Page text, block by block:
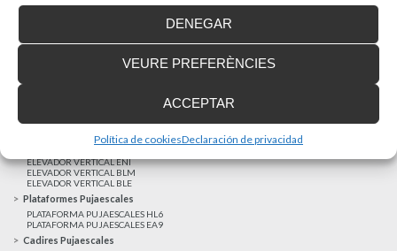
ACCEPTAR
DENEGAR
VEURE PREFERÈNCIES
Política de cookiesDeclaración de privacidad
ELEVADOR UNIFAMILIAR EHP 05
Elevadors Verticals
ELEVADOR VERTICAL ENI
ELEVADOR VERTICAL BLM
ELEVADOR VERTICAL BLE
Plataformes Pujaescales
PLATAFORMA PUJAESCALES HL6
PLATAFORMA PUJAESCALES EA9
Cadires Pujaescales